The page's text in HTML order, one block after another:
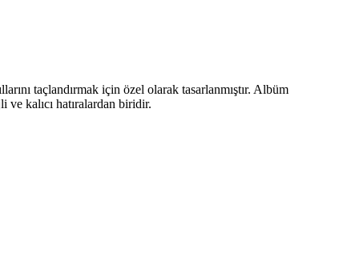
taçlandırmak için özel olarak tasarlanmıştır. Albüm
kalıcı hatıralardan biridir.